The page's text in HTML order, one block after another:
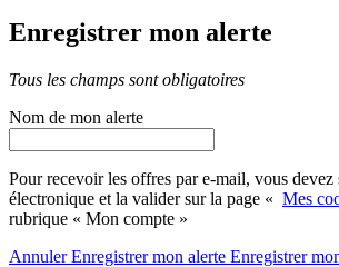
Enregistrer mon alerte
Tous les champs sont obligatoires
Nom de mon alerte
Pour recevoir les offres par e-mail, vous devez
électronique et la valider sur la page « Mes
rubrique « Mon compte »
AnnulerEnregistrer mon alerte Enregistrer